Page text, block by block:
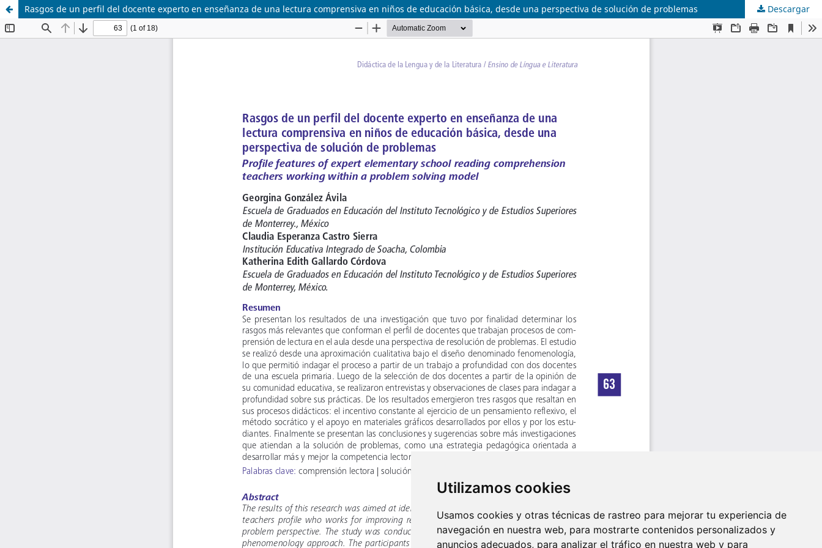
Utilizamos cookies
Usamos cookies y otras técnicas de rastreo para mejorar tu experiencia de
navegación en nuestra web, para mostrarte contenidos personalizados y
anuncios adecuados, para analizar el tráfico en nuestra web y para
Rasgos de un perfil del docente experto en enseñanza de una lectura comprensiva en niños de educación básica, desde una perspectiva de solución de problemas Descargar